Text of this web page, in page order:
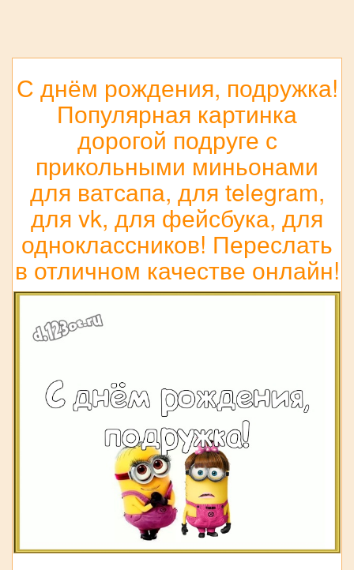
С днём рождения, подружка!
Популярная картинка
дорогой подруге с
прикольными миньонами
для ватсапа, для telegram,
для vk, для фейсбука, для
одноклассников! Переслать
в отличном качестве онлайн!